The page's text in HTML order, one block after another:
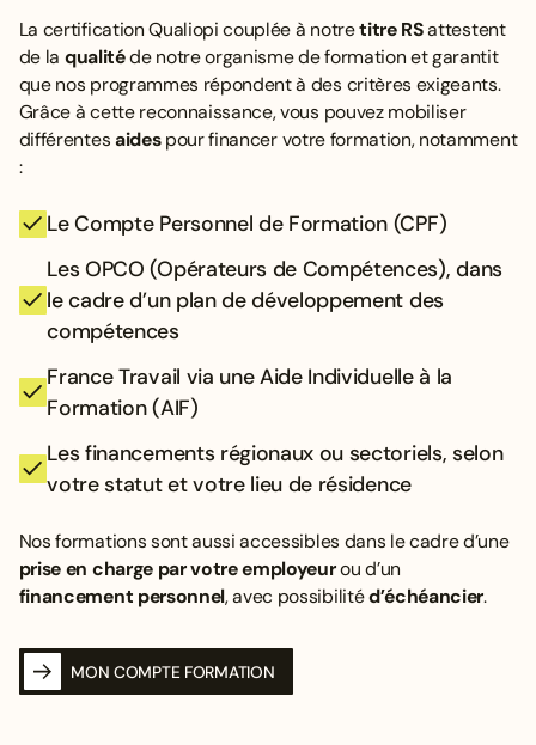
La certification Qualiopi couplée à notretitre RSattestent
de la qualitéde notre organisme de formation et garantit
que nos programmes répondent à des critères exigeants.
Grâce à cette reconnaissance, vous pouvez mobiliser
différentesaidespour financer votre formation, notamment
:
Le Compte Personnel de Formation (CPF)
Les OPCO (Opérateurs de Compétences), dans
le cadre d’un plan de développement des
compétences
France Travail via une Aide Individuelle à la
Formation (AIF)
Les financements régionaux ou sectoriels, selon
votre statut et votre lieu de résidence
Nos formations sont aussi accessibles dans le cadre d’une
prise en charge par votre employeurou d’un
financement personnel, avec possibilitéd’échéancier.
MON COMPTE FORMATION